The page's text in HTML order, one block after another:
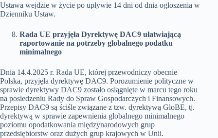
Ustawa wejdzie w życie po upływie 14 dni od dnia ogłoszenia w
Dzienniku Ustaw.
Rada UE przyjęła Dyrektywę DAC9 ułatwiającą
raportowanie na potrzeby globalnego podatku
minimalnego
Dnia 14.4.2025 r. Rada UE, której przewodniczy obecnie
Polska, przyjęła dyrektywę DAC9. Porozumienie polityczne w
sprawie dyrektywy DAC9 zostało osiągnięte w marcu tego roku
na posiedzeniu Rady do Spraw Gospodarczych i Finansowych.
Przepisy DAC9 są ściśle związane z tzw. dyrektywą GloBE, tj.
dyrektywą w sprawie zapewnienia globalnego minimalnego
poziomu opodatkowania międzynarodowych grup
przedsiębiorstw oraz dużych grup krajowych w Unii.